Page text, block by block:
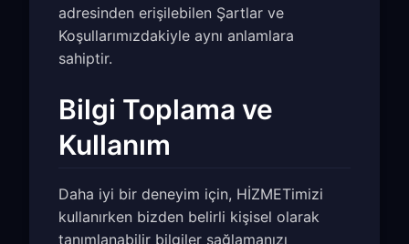
adresinden erişilebilen Şartlar ve
Koşullarımızdakiyle aynı anlamlara
sahiptir.
Bilgi Toplama ve
Kullanım
Daha iyi bir deneyim için, HİZMETimizi
kullanırken bizden belirli kişisel olarak
tanımlanabilir bilgiler sağlamanızı